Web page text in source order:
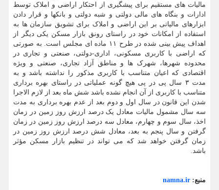
مالیات های مستقیم برای پیشگیری از احتکار اراضی و املاک توسط
ادارات و بنگاه های مالی دولتی و شبه دولتی و بانکها و قرار دادن
ابزارهای مالیاتی بر این اراضی و املاک برای تشویق سازمان ها به
استفاده از امکانات خود در راستای رونق بازار مسکن یکی دیگر از
اهداف پیش بینی شده در طرح ۱۱ ماده ای مجلس است. به صورتی
که اراضی با کاربری مسکونی، اداری-دولتی، صنعتی و تجاری در
محدوده شهرها، شهرک ها و مناطق آزاد تجاری، صنعتی و ویژه
اقتصادی که اعیان متناسب با کاربری مذکور را نداشته باشد و به
مدت ۳ سال پی در پی هیچ گونه عملیاتی در راستای بهره برداری
متناسب با کاربری از آن انجام نشده باشد شش ماه بعد از لازم الاجرا
شدن این قانون در سال اول و دوم بعد از عدم بهره برداری به مدت
سه سال مشمول مالیات معادل یک درصد ارزش روز زمین در زمان
اخذ، سال سوم و چهارم، معادل سه درصد ارزش روز زمین در زمان
گرفتن و سال پنجم به بعد، معادل شش درصد ارزش روز زمین در
زمان گرفتن خواهد شد که می تواند در تنظیم بازار مسکن مؤثر
باشد.
منبع: namna.ir